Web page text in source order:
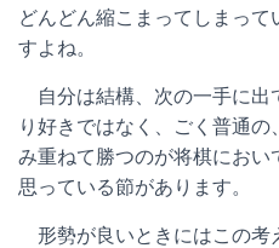
どんどん縮こまってしまっ
すよね。
自分は結構、次の一手に出
り好きではなく、ごく普通
み重ねて勝つのが将棋におい
思っている節があります。
形勢が良いときにはこの考